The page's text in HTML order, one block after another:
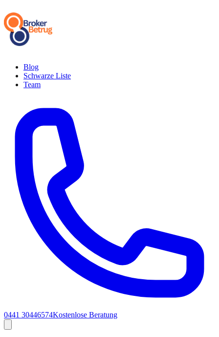
Blog
Schwarze Liste
Team
0441 30446574Kostenlose Beratung